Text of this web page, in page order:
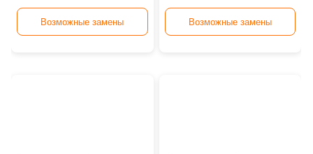
Возможные замены Возможные замены